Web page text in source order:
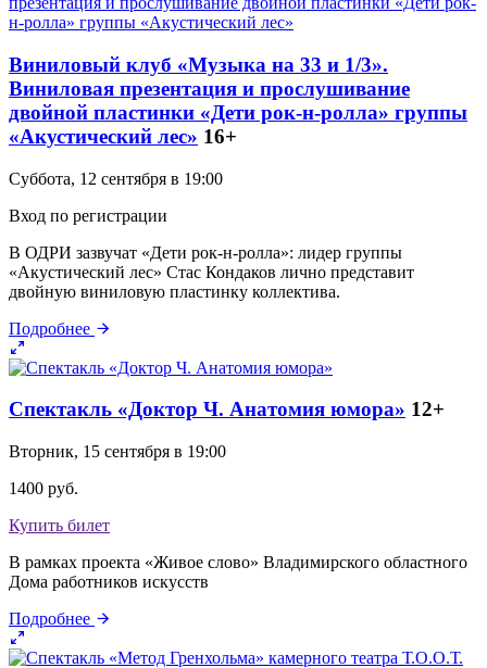
Виниловый клуб «Музыка на 33 и 1/3».
Виниловая презентация и прослушивание
двойной пластинки «Дети рок-н-ролла» группы
«Акустический лес» 16+
Суббота, 12 сентября в 19:00
Вход по регистрации
В ОДРИ зазвучат «Дети рок-н-ролла»: лидер группы
«Акустический лес» Стас Кондаков лично представит
двойную виниловую пластинку коллектива.
Подробнее
Спектакль «Доктор Ч. Анатомия юмора» 12+
Вторник, 15 сентября в 19:00
1400 руб.
Купить билет
В рамках проекта «Живое слово» Владимирского областного
Дома работников искусств
Подробнее